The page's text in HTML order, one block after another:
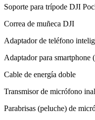
Soporte para trípode DJI
Correa de muñeca DJI
Adaptador de teléfono
Adaptador para smartphone
Cable de energía doble
Transmisor de micrófono
Parabrisas (peluche) de